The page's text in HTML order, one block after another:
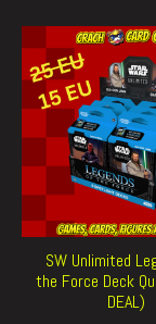
SW Unlimited
the Force Deck
DEAL)